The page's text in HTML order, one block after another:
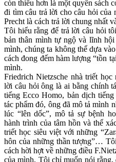
còn thiếu hơn là một quyển sách
đi tìm câu trả lời cho câu hỏi của
Precht là cách trả lời chung nhất
Tôi hiểu rằng để trả lời câu hỏi
bản thân mình tự ngộ và lĩnh
mình, chúng ta không thể dựa
cách đong đếm hàm lượng “tồn
mình.
Friedrich Nietzsche nhà triết
lời câu hỏi ông là ai bằng chính
tiếng Ecco Homo, bản dịch
tác phẩm đó, ông đã mô tả mình
lúc “lên dốc”, mô tả sự bệnh
hành trình của tâm hồn và thể
triết học siêu việt với những
hôn của những thần tượng”…
cách hời hợt về những điều
của mình. Tôi chỉ muốn nói